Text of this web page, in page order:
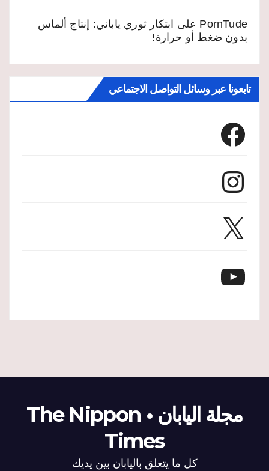
PornTude على
ابتكار ثوري ياباني: إنتاج ألماس
بدون ضغط أو حرارة!
تابعونا عبر وسائل التواصل الاجتماعي
Facebook
Instagram
X
YouTube
مجلة اليابان • The Nippon
Times
كل ما يتعلق باليابان بين يديك